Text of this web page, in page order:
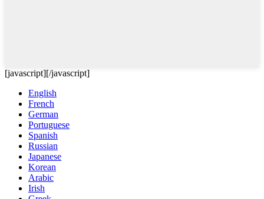
[javascript][/javascript]
English
French
German
Portuguese
Spanish
Russian
Japanese
Korean
Arabic
Irish